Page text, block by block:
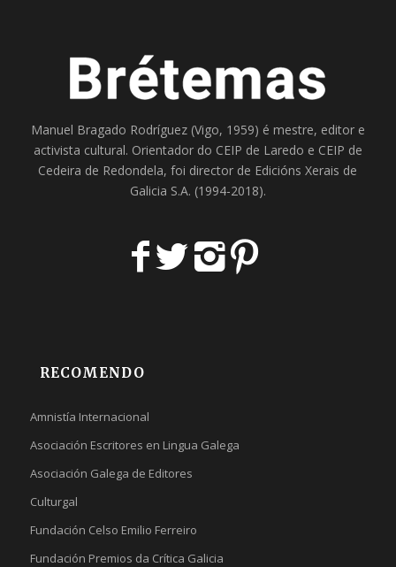
Manuel Bragado Rodríguez (Vigo, 1959) é mestre, editor e
activista cultural. Orientador do CEIP de Laredo e CEIP de
Cedeira de Redondela, foi director de Edicións Xerais de
Galicia S.A. (1994-2018).
RECOMENDO
Amnistía Internacional
Asociación Escritores en Lingua Galega
Asociación Galega de Editores
Culturgal
Fundación Celso Emilio Ferreiro
Fundación Premios da Crítica Galicia